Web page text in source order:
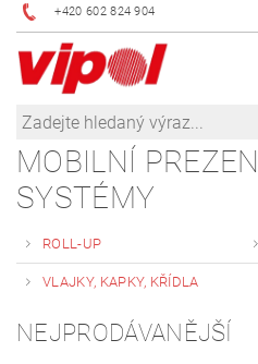
+420 602 824 904
MOBILNÍ
SYSTÉMY
ROLL-UP
VLAJKY, KAPKY, KŘÍDLA
NEJPRODÁVANĚJŠÍ